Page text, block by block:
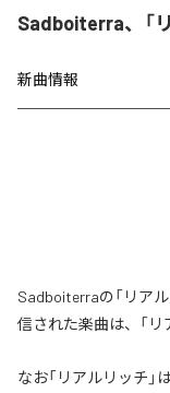
Sadboiterra、「
新曲情報
Sadboiterraの「リア
信された楽曲は、「リ
なお「リアルリッチ 」